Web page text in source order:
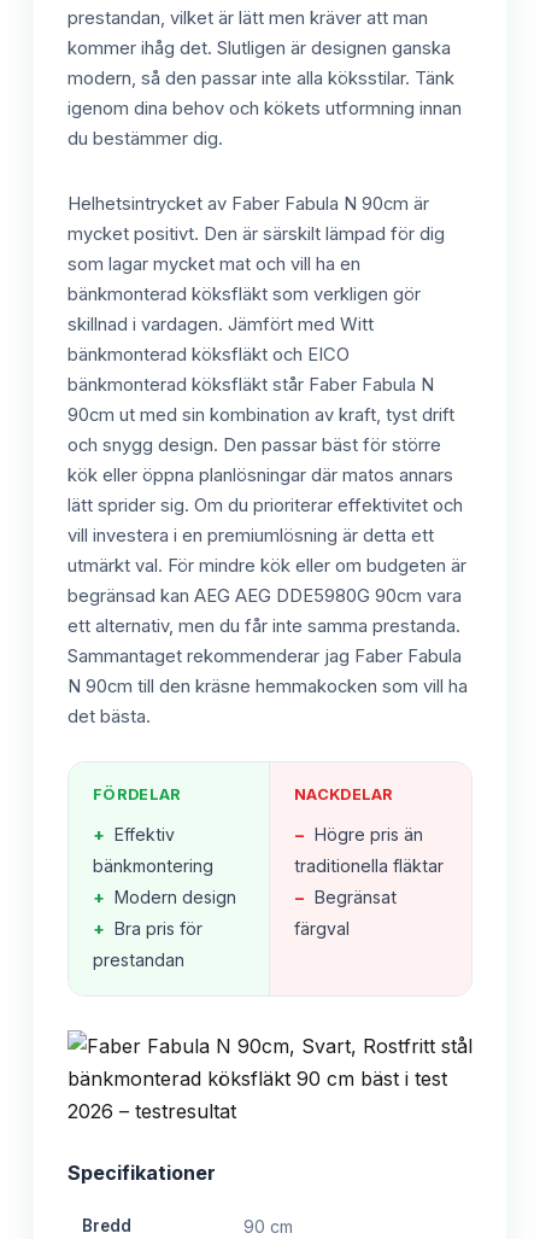
prestandan, vilket är lätt men kräver att man
kommer ihåg det. Slutligen är designen ganska
modern, så den passar inte alla köksstilar. Tänk
igenom dina behov och kökets utformning innan
du bestämmer dig.
Helhetsintrycket av Faber Fabula N 90cm är
mycket positivt. Den är särskilt lämpad för dig
som lagar mycket mat och vill ha en
bänkmonterad köksfläkt som verkligen gör
skillnad i vardagen. Jämfört med Witt
bänkmonterad köksfläkt och EICO
bänkmonterad köksfläkt står Faber Fabula N
90cm ut med sin kombination av kraft, tyst drift
och snygg design. Den passar bäst för större
kök eller öppna planlösningar där matos annars
lätt sprider sig. Om du prioriterar effektivitet och
vill investera i en premiumlösning är detta ett
utmärkt val. För mindre kök eller om budgeten är
begränsad kan AEG AEG DDE5980G 90cm vara
ett alternativ, men du får inte samma prestanda.
Sammantaget rekommenderar jag Faber Fabula
N 90cm till den kräsne hemmakocken som vill ha
det bästa.
FÖRDELAR
+ Effektiv
bänkmontering
+ Modern design
+ Bra pris för
prestandan
NACKDELAR
− Högre pris än
traditionella fläktar
− Begränsat
färgval
Specifikationer
Bredd 90 cm